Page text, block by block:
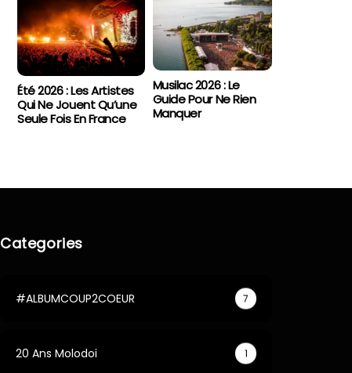
Été 2026 : Les Artistes
Qui Ne Jouent Qu’une
Seule Fois En France
Musilac 2026 : Le
Guide Pour Ne Rien
Manquer
Categories
#ALBUMCOUP2COEUR 7
20 Ans Molodoi 1